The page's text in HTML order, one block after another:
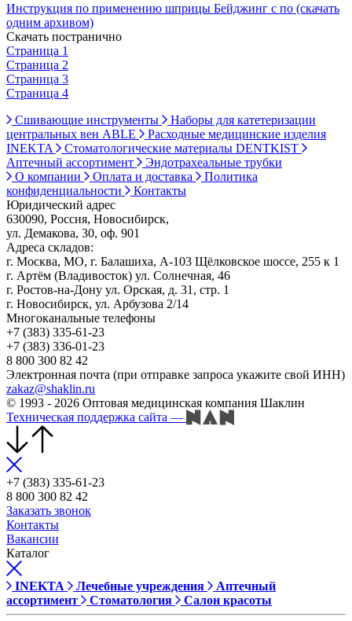
Инструкция по применению шприцы Бейджинг с по (скачать
одним архивом)
Скачать постранично
Страница 1
Страница 2
Страница 3
Страница 4
Сшивающие инструменты
Наборы для катетеризации
центральных вен ABLE
Расходные медицинские изделия
INEKTA
Стоматологические материалы DENTKIST
Аптечный ассортимент
Эндотрахеальные трубки
О компании
Оплата и доставка
Политика
конфиденциальности
Контакты
Юридический адрес
630090, Россия, Новосибирск,
ул. Демакова, 30, оф. 901
Адреса складов:
г. Москва, МО, г. Балашиха, А-103 Щёлковское шоссе, 255 к 1
г. Артём (Владивосток) ул. Солнечная, 46
г. Ростов-на-Дону ул. Орская, д. 31, стр. 1
г. Новосибирск, ул. Арбузова 2/14
Многоканальные телефоны
+7 (383) 335-61-23
+7 (383) 336-01-23
8 800 300 82 42
Электронная почта (при отправке запроса укажите свой ИНН)
zakaz@shaklin.ru
© 1993 - 2026 Оптовая медицинская компания Шаклин
Техническая поддержка сайта —
+7 (383) 335-61-23
8 800 300 82 42
Заказать звонок
Контакты
Вакансии
Каталог
INEKTA Лечебные учреждения
Аптечный
ассортимент
Стоматология Салон красоты